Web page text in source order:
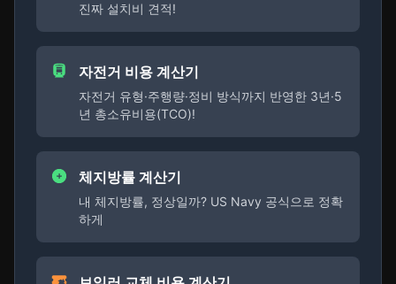
진짜 설치비 견적!
자전거 비용 계산기
자전거 유형·주행량·정비 방식까지 반영한 3년·5
년 총소유비용(TCO)!
체지방률 계산기
내 체지방률, 정상일까? US Navy 공식으로 정확
하게